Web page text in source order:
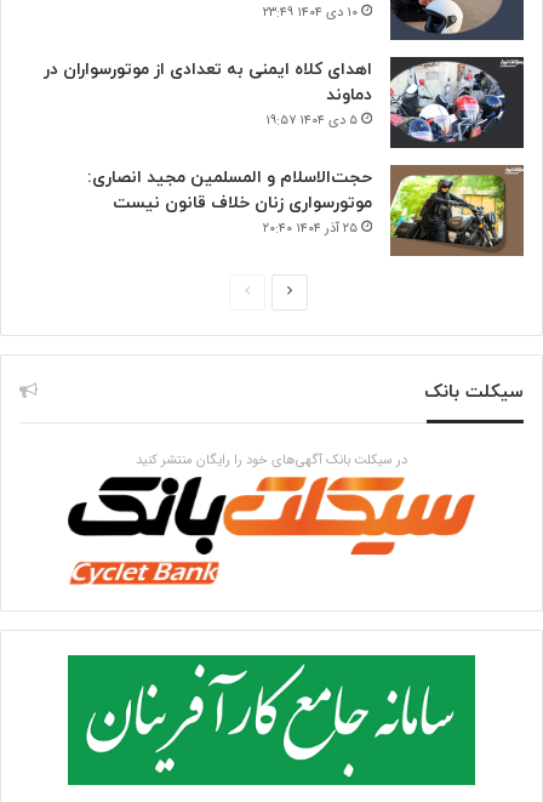
۱۰ دی ۱۴۰۴ ۲۳:۴۹
اهدای کلاه ایمنی به تعدادی از موتورسواران در
دماوند
۵ دی ۱۴۰۴ ۱۹:۵۷
حجت‌الاسلام و المسلمین مجید انصاری:
موتورسواری زنان خلاف قانون نیست
۲۵ آذر ۱۴۰۴ ۲۰:۴۰
ح
ق
ب
ل
ی
ح
ب
ع
د
سیکلت بانک
در سیکلت بانک آگهی‌های خود را رایگان منتشر کنید